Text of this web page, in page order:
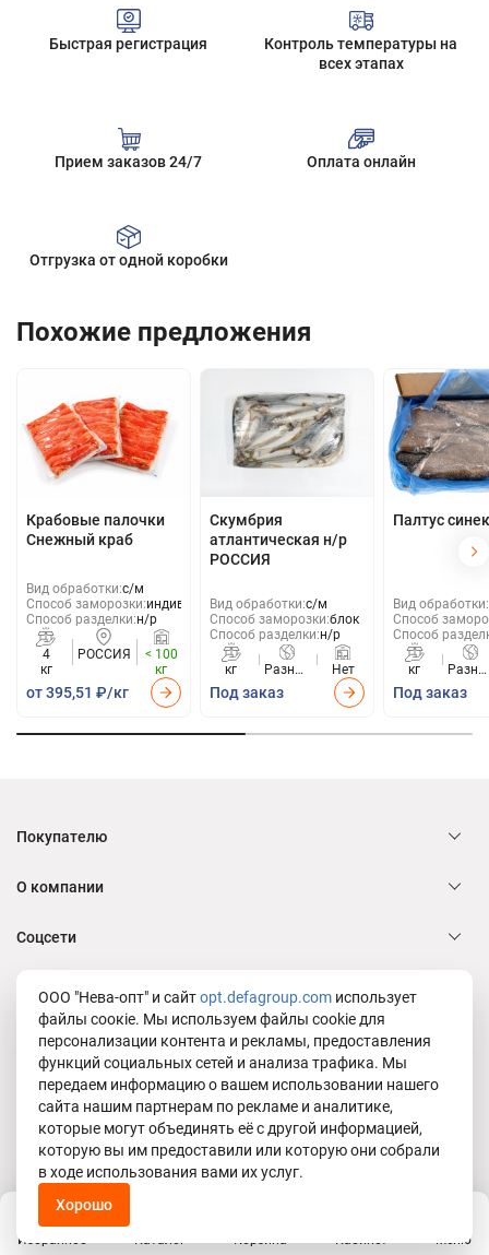
Сколько стоит доставка?
Все вопросы
Быстрая регистрация
Контроль температуры на
всех этапах
Прием заказов 24/7 Оплата онлайн
Отгрузка от одной коробки
Похожие предложения
Крабовые палочки
Снежный краб
Вид обработки:с/м
Способ заморозки:индивид
Способ разделки:н/р
4
кг
РОССИЯ
< 100
кг
от 395,51 ₽/кг
Скумбрия
атлантическая н/р
РОССИЯ
Вид обработки:с/м
Способ заморозки:блок
Способ разделки:н/р
кг
Разные
Нет
Под заказ
Палтус
Вид обработки:
Способ
Способ
кг
Под заказ
Покупателю
О компании
Соцсети
Служба заботы Defa group
© 1995 - 2026 Defa group
Юридическая информация
Политика в отношении обработки персональных данных ООО "Нева-
опт"
Поймали рыбку с 5 УГЛОВ
Избранное Каталог Корзина Кабинет Меню
ООО "Нева-опт" и сайтopt.defagroup.com использует
файлы соокіе. Мы используем файлы cookie для
персонализации контента и рекламы, предоставления
функций социальных сетей и анализа трафика. Мы
передаем информацию о вашем использовании нашего
сайта нашим партнерам по рекламе и аналитике,
которые могут объединять её с другой информацией,
которую вы им предоставили или которую они собрали
в ходе использования вами их услуг.
Хорошо